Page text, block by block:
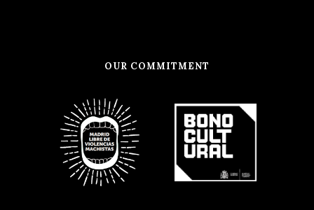
OUR COMMITMENT